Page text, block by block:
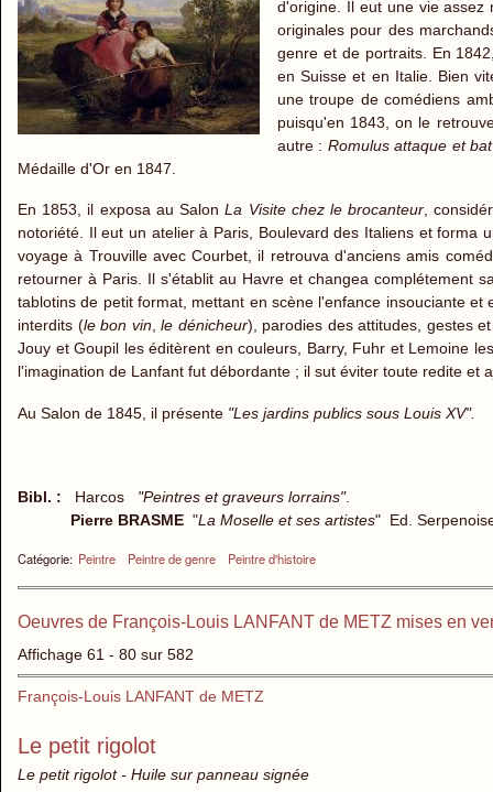
d'origine. Il eut une vie assez
originales pour des
genre et de portraits. En
en Suisse et en Italie. Bien
une troupe de comédiens
puisqu'en 1843, on le
autre : Romulus attaque et
Médaille d'Or en 1847.
En 1853, il exposa au SalonLa Visite chez le brocanteur,
notoriété. Il eut un atelier à Paris, Boulevard des Italiens et
voyage à Trouville avec Courbet, il retrouva d'anciens amis
retourner à Paris. Il s'établit au Havre et changea complétement
tablotins de petit format, mettant en scène l'enfance insouciante
interdits (le bon vin,le dénicheur), parodies des attitudes, gestes
Jouy et Goupil les éditèrent en couleurs, Barry, Fuhr et Lemoine
l'imagination de Lanfant fut débordante ; il sut éviter toute redite
Au Salon de 1845, il présente "Les jardins publics sous Louis XV".
Bibl. : Harcos "Peintres et graveurs lorrains".
Pierre BRASME "La Moselle et ses artistes" Ed.
Catégorie: Peintre Peintre de genre Peintre d'histoire
Oeuvres de François-Louis LANFANT de METZ mises en
Affichage 61 - 80 sur 582
François-Louis LANFANT de METZ
Le petit rigolot
Le petit rigolot - Huile sur panneau signée